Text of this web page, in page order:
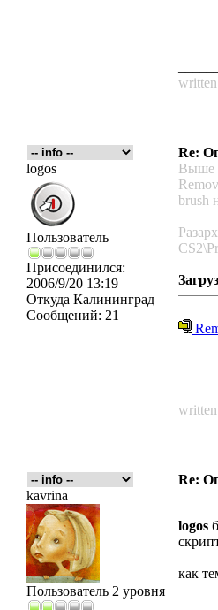
Re:
logos
Пользователь
Присоединился:
2006/9/20 13:19
Откуда Калининград
Сообщений: 21
Выше
brush
Re:
kavrina
Пользователь 2 уровня
logos
как